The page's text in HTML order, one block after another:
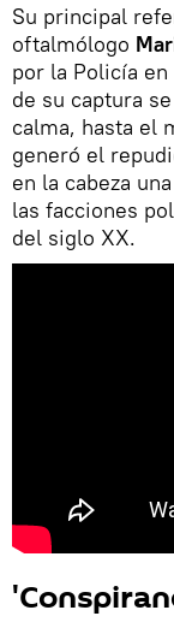
Su principal
oftalmólogo
por la Policía
de su captura
calma, hasta el
generó el
en la cabeza
las facciones
del siglo XX.